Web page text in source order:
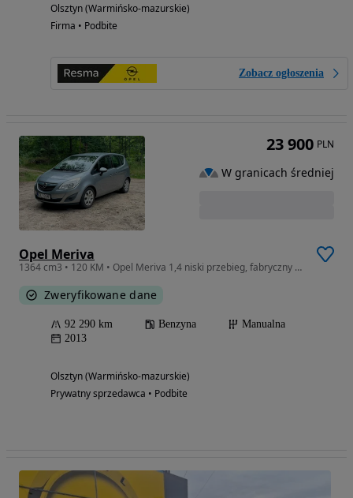
Olsztyn (Warmińsko-mazurskie)
Firma • Podbite
Zobacz ogłoszenia
Opel Meriva
1364 cm3 • 120 KM • Opel Meriva 1,4 niski przebieg, fabryczny bagażnik rowerowy
Zweryfikowane dane
92 290 km Benzyna
Manualna
2013
Olsztyn (Warmińsko-mazurskie)
Prywatny sprzedawca • Podbite
23 900 PLN
W granicach średniej